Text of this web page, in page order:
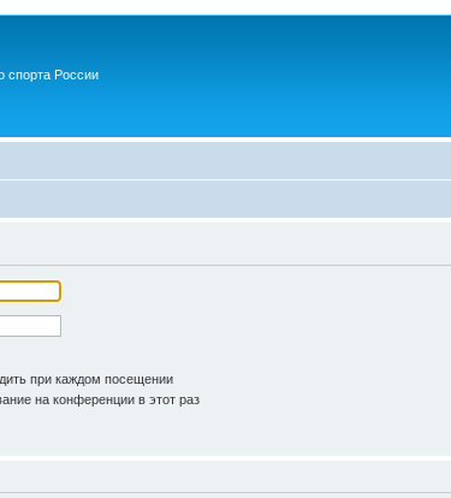
спорта России
при каждом посещении
на конференции в этот раз